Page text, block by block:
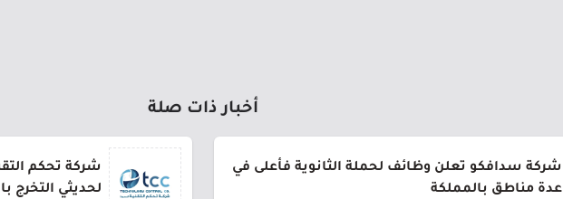
أخبار ذات صلة
شركة سدافكو تعلن وظائف لحملة الثانوية فأعلى في
عدة مناطق بالمملكة
شركة تحكم
لحديثي التخرج